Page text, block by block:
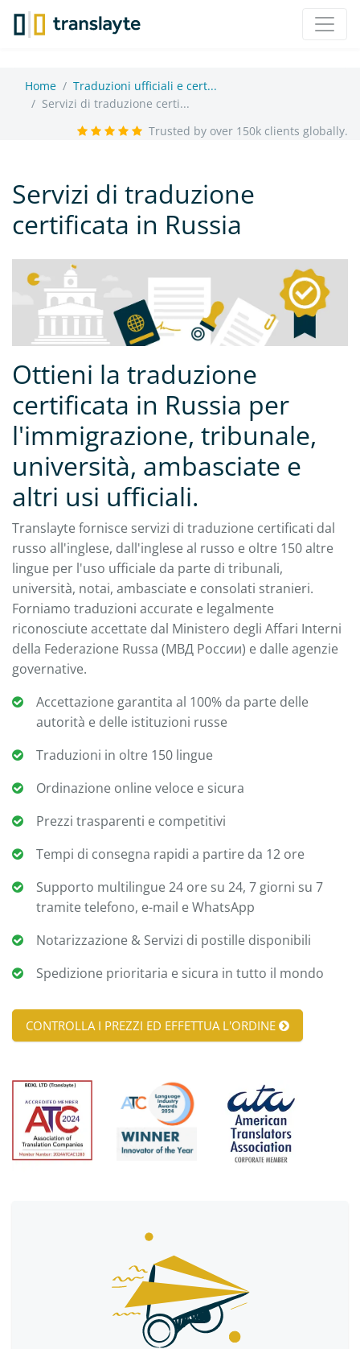
Home
Traduzioni ufficiali e cert...
Servizi di traduzione certi...
Trusted by over 150k clients globally.
Servizi di traduzione
certificata in Russia
Ottieni la traduzione
certificata in Russia per
l'immigrazione, tribunale,
università, ambasciate e
altri usi ufficiali.
Translayte fornisce servizi di traduzione certificati dal
russo all'inglese, dall'inglese al russo e oltre 150 altre
lingue per l'uso ufficiale da parte di tribunali,
università, notai, ambasciate e consolati stranieri.
Forniamo traduzioni accurate e legalmente
riconosciute accettate dal Ministero degli Affari Interni
della Federazione Russa (МВД России) e dalle agenzie
governative.
Accettazione garantita al 100% da parte delle
autorità e delle istituzioni russe
Traduzioni in oltre 150 lingue
Ordinazione online veloce e sicura
Prezzi trasparenti e competitivi
Tempi di consegna rapidi a partire da 12 ore
Supporto multilingue 24 ore su 24, 7 giorni su 7
tramite telefono, e-mail e WhatsApp
Notarizzazione & Servizi di postille disponibili
Spedizione prioritaria e sicura in tutto il mondo
CONTROLLA I PREZZI ED EFFETTUA L'ORDINE